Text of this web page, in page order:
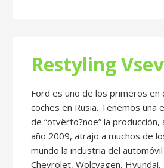
Restyling
Ford es uno de los primeros en
coches en Rusia. Tenemos una
de “otvërto?noe” la producción,
año 2009, atrajo a muchos de
mundo la industria del
Chevrolet, Wolcvagen,